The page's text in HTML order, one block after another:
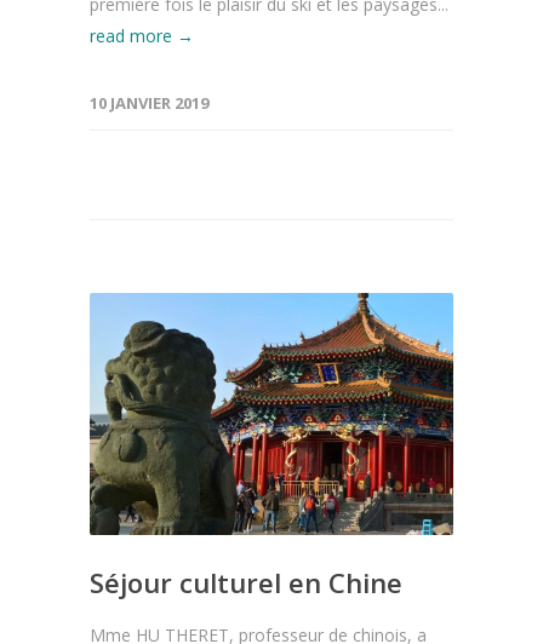
read more →
10 JANVIER 2019
Séjour culturel en Chine
Mme HU THERET, professeur de chinois, a